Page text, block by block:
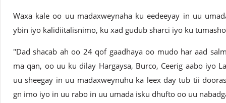
Waxa kale oo uu madaxweynaha ku eedeeyay in uu
ybin iyo kalidiitalisnimo, ku xad gudub sharci iyo ku
"Dad shacab ah oo 24 qof gaadhaya oo mudo har aad
ma qan, oo uu ku dilay Hargaysa, Burco, Ceerig aabo iyo
uu sheegay in uu madaxweynuhu ka leex day tub tii
gn imo iyo in uu rabo in uu umada isku dhufto oo uu